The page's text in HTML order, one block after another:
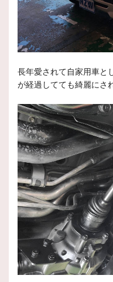
長年愛されて自家用車と
が経過してても綺麗にさ